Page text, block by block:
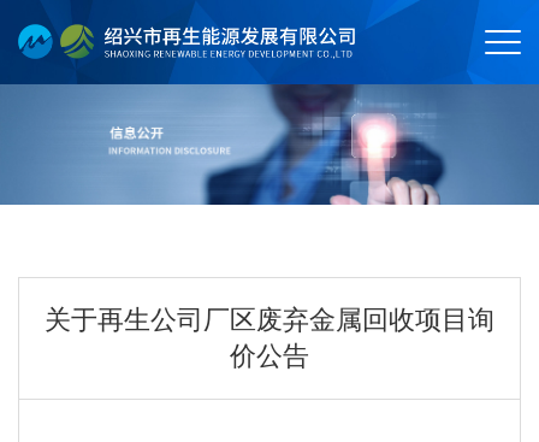
关于再生公司厂区废弃金属回收项目询
价公告